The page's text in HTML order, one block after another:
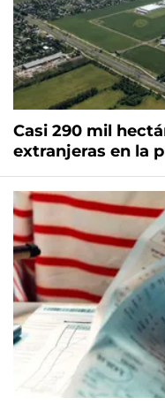
Casi 290 mil
extranjeras en la